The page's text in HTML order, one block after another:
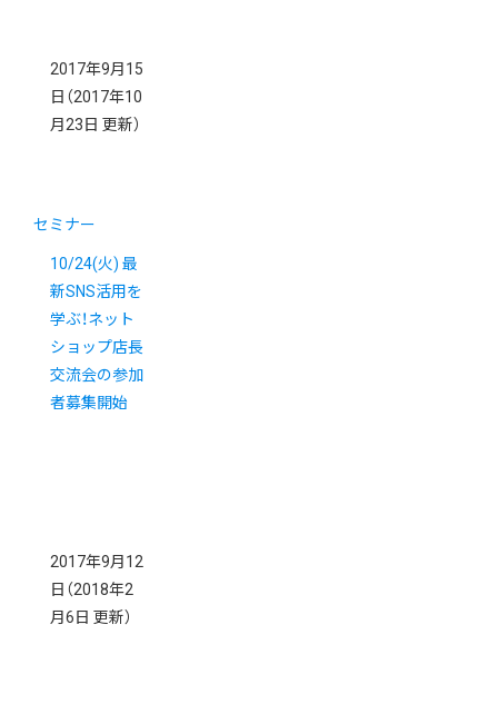
2017年9月15
日 （2017年10
月23日 更新）
セミナー
10/24(火) 最
新SNS活用を
学ぶ！ネット
ショップ店長
交流会の参加
者募集開始
2017年9月12
日 （2018年2
月6日 更新）